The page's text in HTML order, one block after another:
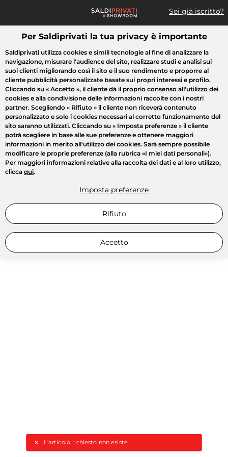
Sei già iscritto?
Cosa cerchi?
L'articolo richiesto non esiste.
Tutte le vendite Moda Casa Bellezza Elettrodomestici
Per Saldiprivati la tua privacy è importante
Saldiprivati utilizza cookies e simili tecnologie al fine di analizzare la
navigazione, misurare l'audience del sito, realizzare studi e analisi sui
suoi clienti migliorando così il sito e il suo rendimento e proporre al
cliente pubblicità personalizzate basate sui propri interessi e profilo.
Cliccando su « Accetto », il cliente dà il proprio consenso all'utilizzo dei
cookies e alla condivisione delle informazioni raccolte con i nostri
partner. Scegliendo « Rifiuto » il cliente non riceverà contenuto
personalizzato e solo i cookies necessari al corretto funzionamento del
sito saranno utilizzati. Cliccando su « Imposta preferenze » il cliente
potrà scegliere in base alle sue preferenze e ottenere maggiori
informazioni in merito all'utilizzo dei cookies. Sarà sempre possibile
modificare le proprie preferenze (alla rubrica «I miei dati personali»).
Per maggiori informazioni relative alla raccolta dei dati e al loro utilizzo,
clicca qui.
Imposta preferenze
Rifiuto
Accetto